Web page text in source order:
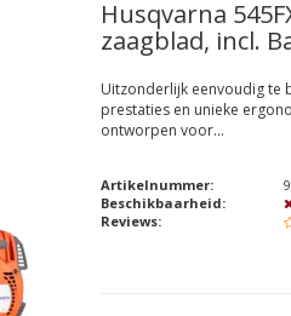
Husqvarna
zaagblad, incl.
Uitzonderlijk eenvoudig te
prestaties en unieke
ontworpen voor...
Artikelnummer:
Beschikbaarheid:
Reviews: